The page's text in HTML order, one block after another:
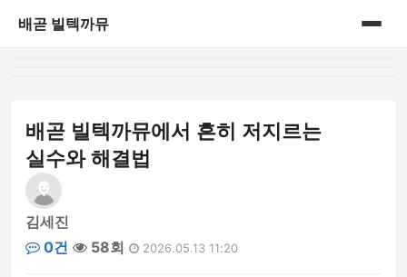
배곧 빌텍까뮤
배곧 빌텍까뮤에서 흔히 저지르는
실수와 해결법
김세진
0건
58회 2026.05.13 11:20